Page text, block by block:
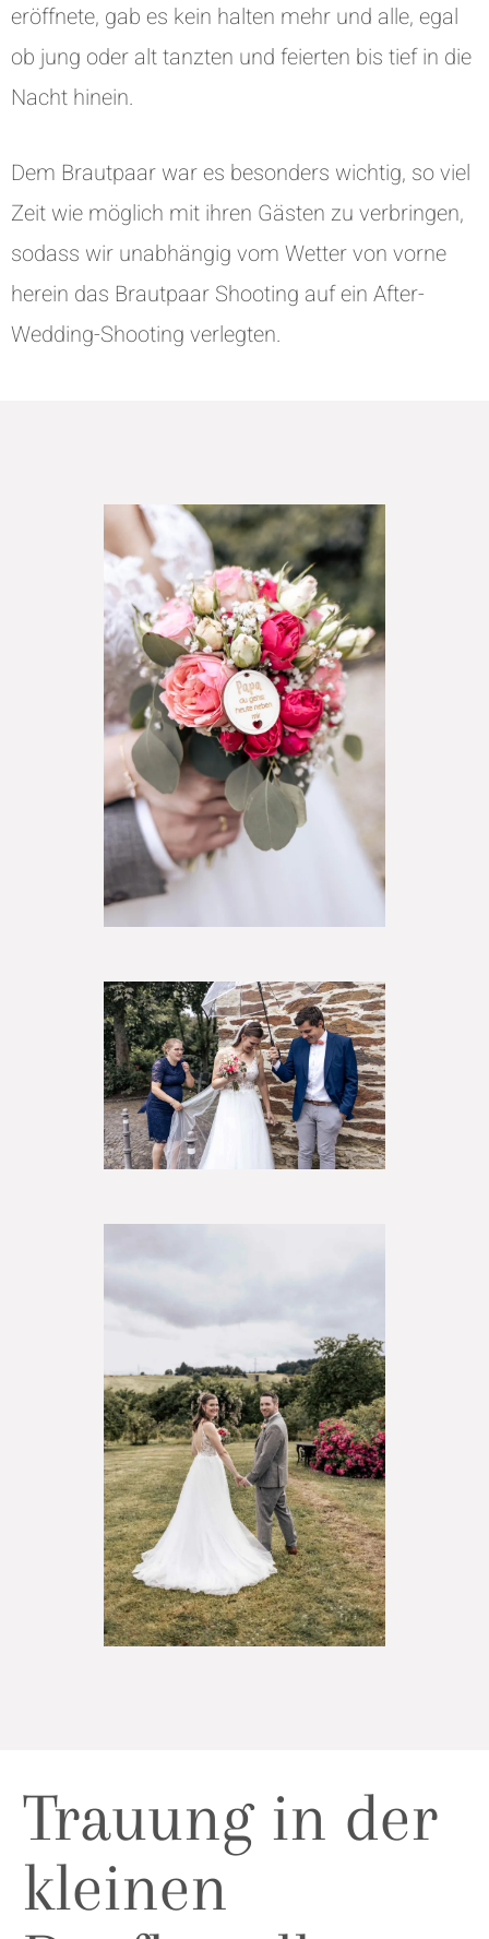
eröffnete, gab es kein halten mehr und alle, egal
ob jung oder alt tanzten und feierten bis tief in die
Nacht hinein.
Dem Brautpaar war es besonders wichtig, so viel
Zeit wie möglich mit ihren Gästen zu verbringen,
sodass wir unabhängig vom Wetter von vorne
herein das Brautpaar Shooting auf ein After-
Wedding-Shooting verlegten.
Trauung in der
kleinen